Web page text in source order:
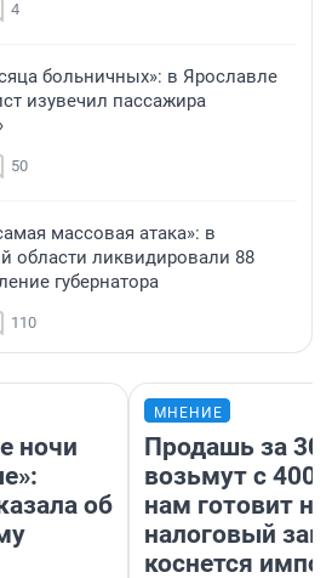
4
больничных»: в Ярославле
изувечил пассажира
50
массовая атака»: в
области ликвидировали 88
губернатора
110
ночи
об
МНЕНИЕ
Продашь за
возьмут с
нам готовит
налоговый
коснется